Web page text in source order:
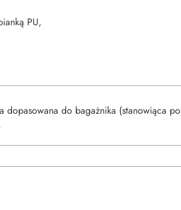
PU,
dopasowana do bagażnika (stanowiąca po